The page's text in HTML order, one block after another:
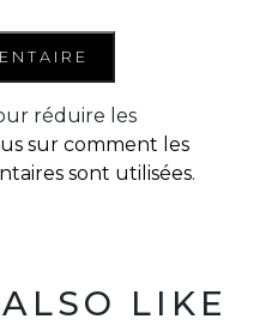
réduire les
sur comment les
sont utilisées.
LIKE